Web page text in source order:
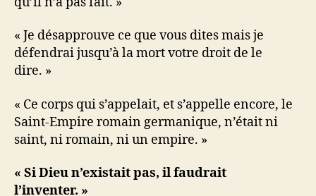
« Je désapprouve ce que vous dites mais je
défendrai jusqu’à la mort votre droit de le
dire. »
« Ce corps qui s’appelait, et s’appelle encore, le
Saint-Empire romain germanique, n’était ni
saint, ni romain, ni un empire. »
« Si Dieu n’existait pas, il faudrait
l’inventer. »